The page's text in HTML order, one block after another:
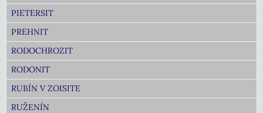
PIETERSIT
PREHNIT
RODOCHROZIT
RODONIT
RUBÍN V ZOISITE
RUŽENÍN